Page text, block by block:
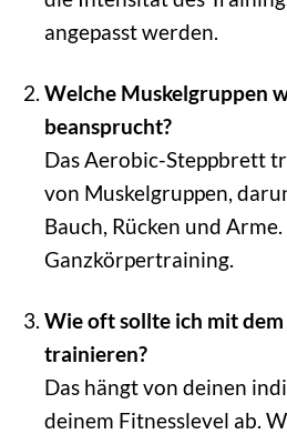
angepasst werden.
Welche Muskelgruppen
beansprucht?
Das Aerobic-Steppbrett
von Muskelgruppen,
Bauch, Rücken und
Ganzkörpertraining.
Wie oft sollte ich mit
trainieren?
Das hängt von deinen
deinem Fitnesslevel ab.